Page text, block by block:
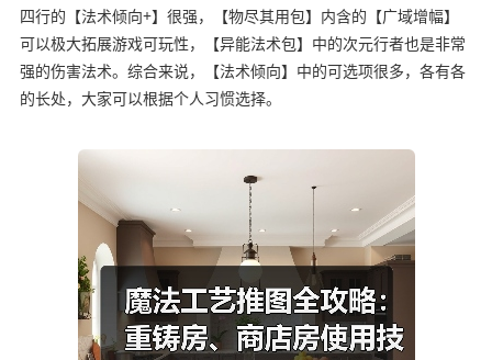
四行的【法术倾向+】很强，【物尽其用包】内含的【广域增幅】
可以极大拓展游戏可玩性，【异能法术包】中的次元行者也是非常
强的伤害法术。综合来说，【法术倾向】中的可选项很多，各有各
的长处，大家可以根据个人习惯选择。